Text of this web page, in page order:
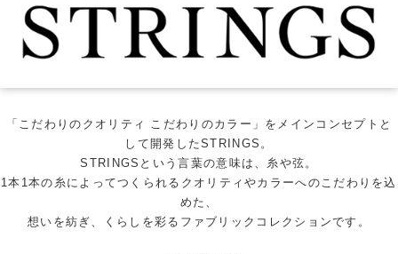
「こだわりのクオリティ こだわりのカラー」をメインコンセプトと
して開発したSTRINGS。
STRINGSという言葉の意味は、糸や弦。
1本1本の糸によってつくられるクオリティやカラーへのこだわりを込
めた、
想いを紡ぎ、くらしを彩るファブリックコレクションです。